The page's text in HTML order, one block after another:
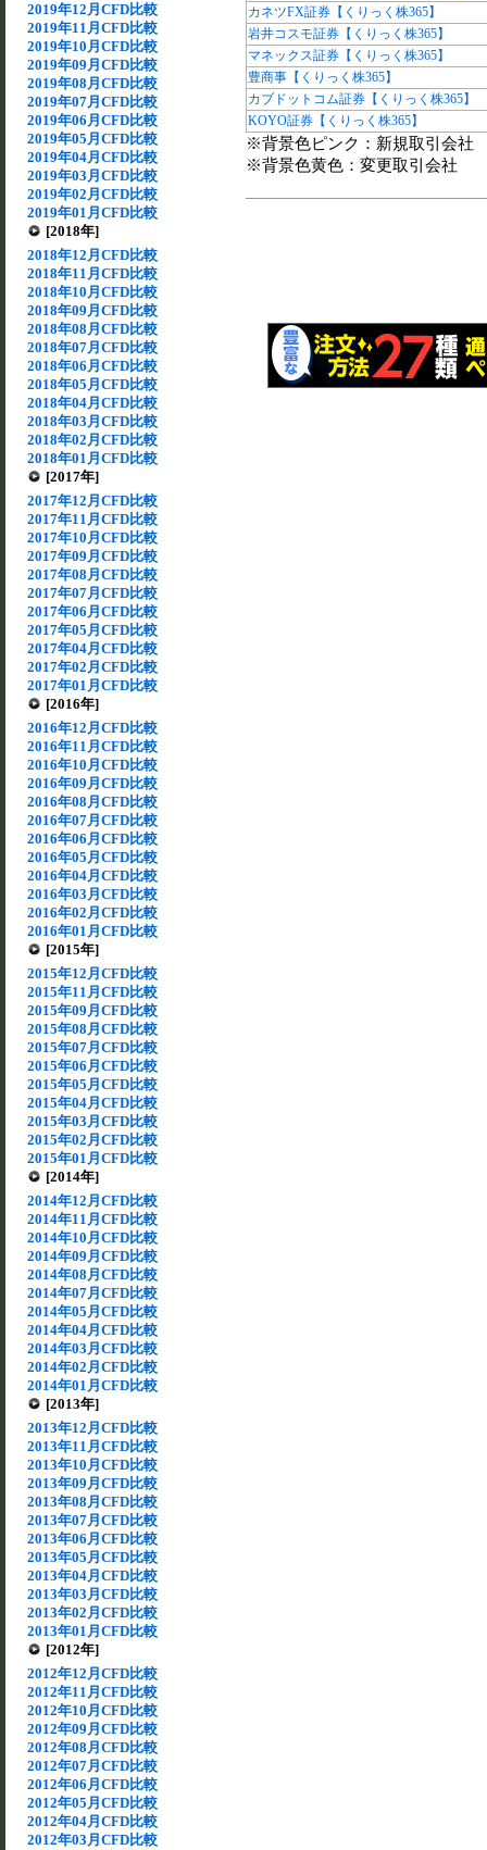
2019年12月CFD比較
2019年11月CFD比較
2019年10月CFD比較
2019年09月CFD比較
2019年08月CFD比較
2019年07月CFD比較
2019年06月CFD比較
2019年05月CFD比較
2019年04月CFD比較
2019年03月CFD比較
2019年02月CFD比較
2019年01月CFD比較
[2018年]
2018年12月CFD比較
2018年11月CFD比較
2018年10月CFD比較
2018年09月CFD比較
2018年08月CFD比較
2018年07月CFD比較
2018年06月CFD比較
2018年05月CFD比較
2018年04月CFD比較
2018年03月CFD比較
2018年02月CFD比較
2018年01月CFD比較
[2017年]
2017年12月CFD比較
2017年11月CFD比較
2017年10月CFD比較
2017年09月CFD比較
2017年08月CFD比較
2017年07月CFD比較
2017年06月CFD比較
2017年05月CFD比較
2017年04月CFD比較
2017年02月CFD比較
2017年01月CFD比較
[2016年]
2016年12月CFD比較
2016年11月CFD比較
2016年10月CFD比較
2016年09月CFD比較
2016年08月CFD比較
2016年07月CFD比較
2016年06月CFD比較
2016年05月CFD比較
2016年04月CFD比較
2016年03月CFD比較
2016年02月CFD比較
2016年01月CFD比較
[2015年]
2015年12月CFD比較
2015年11月CFD比較
2015年09月CFD比較
2015年08月CFD比較
2015年07月CFD比較
2015年06月CFD比較
2015年05月CFD比較
2015年04月CFD比較
2015年03月CFD比較
2015年02月CFD比較
2015年01月CFD比較
[2014年]
2014年12月CFD比較
2014年11月CFD比較
2014年10月CFD比較
2014年09月CFD比較
2014年08月CFD比較
2014年07月CFD比較
2014年05月CFD比較
2014年04月CFD比較
2014年03月CFD比較
2014年02月CFD比較
2014年01月CFD比較
[2013年]
2013年12月CFD比較
2013年11月CFD比較
2013年10月CFD比較
2013年09月CFD比較
2013年08月CFD比較
2013年07月CFD比較
2013年06月CFD比較
2013年05月CFD比較
2013年04月CFD比較
2013年03月CFD比較
2013年02月CFD比較
2013年01月CFD比較
[2012年]
2012年12月CFD比較
2012年11月CFD比較
2012年10月CFD比較
2012年09月CFD比較
2012年08月CFD比較
2012年07月CFD比較
2012年06月CFD比較
2012年05月CFD比較
2012年04月CFD比較
2012年03月CFD比較
カネツFX証券【くりっく株365】
岩井コスモ証券【くりっく株365】
マネックス証券【くりっく株365】
豊商事【くりっく株365】
カブドットコム証券【くりっく株365】
KOYO証券【くりっく株365】
※背景色ピンク：新規取引会社
※背景色黄色：変更取引会社